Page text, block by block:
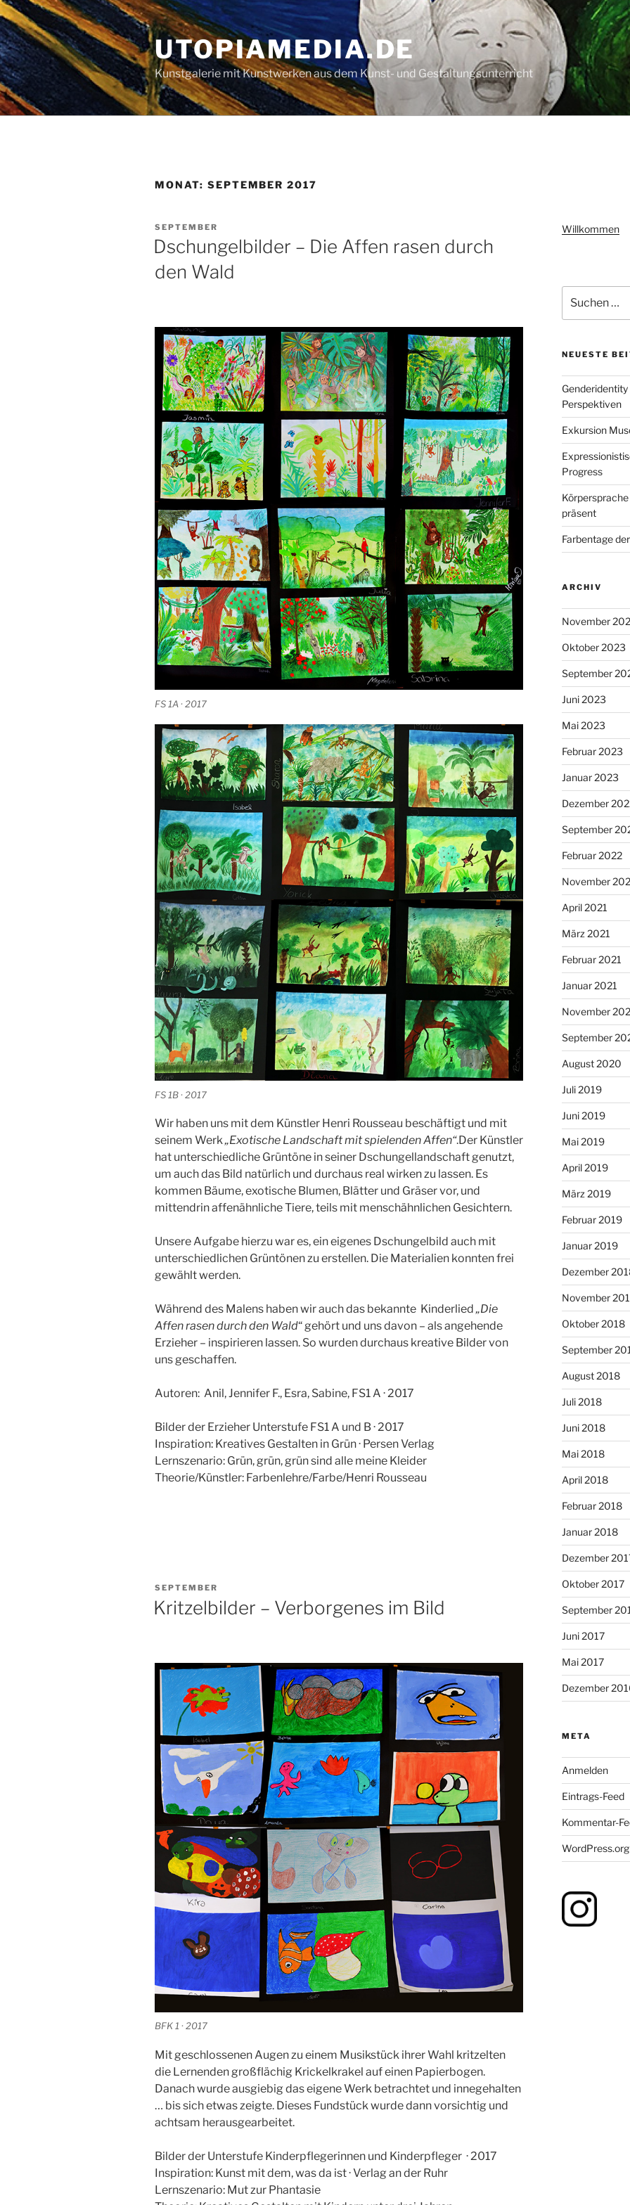
Zum
Inhalt
springen
UTOPIAMEDIA.DE
Kunstgalerie mit Kunstwerken aus dem Kunst- und Gestaltungsunterricht
MONAT: SEPTEMBER 2017
VERÖFFENTLICHT
AM
SEPTEMBER
Dschungelbilder – Die Affen rasen durch
den Wald
FS 1A · 2017
FS 1B · 2017
Wir haben uns mit dem Künstler Henri Rousseau beschäftigt und mit
seinem Werk„Exotische Landschaft mit spielenden Affen“.Der Künstler
hat unterschiedliche Grüntöne in seiner Dschungellandschaft genutzt,
um auch das Bild natürlich und durchaus real wirken zu lassen. Es
kommen Bäume, exotische Blumen, Blätter und Gräser vor, und
mittendrin affenähnliche Tiere, teils mit menschähnlichen Gesichtern.
Unsere Aufgabe hierzu war es, ein eigenes Dschungelbild auch mit
unterschiedlichen Grüntönen zu erstellen. Die Materialien konnten frei
gewählt werden.
Während des Malens haben wir auch das bekannte Kinderlied„Die
Affen rasen durch den Wald“ gehört und uns davon – als angehende
Erzieher – inspirieren lassen. So wurden durchaus kreative Bilder von
uns geschaffen.
Autoren: Anil, Jennifer F., Esra, Sabine, FS1 A · 2017
Bilder der Erzieher Unterstufe FS1 A und B · 2017
Inspiration: Kreatives Gestalten in Grün · Persen Verlag
Lernszenario: Grün, grün, grün sind alle meine Kleider
Theorie/Künstler: Farbenlehre/Farbe/Henri Rousseau
VERÖFFENTLICHT
AM
SEPTEMBER
Kritzelbilder – Verborgenes im Bild
BFK 1 · 2017
Mit geschlossenen Augen zu einem Musikstück ihrer Wahl kritzelten
die Lernenden großflächig Krickelkrakel auf einen Papierbogen.
Danach wurde ausgiebig das eigene Werk betrachtet und innegehalten
… bis sich etwas zeigte. Dieses Fundstück wurde dann vorsichtig und
achtsam herausgearbeitet.
Bilder der Unterstufe Kinderpflegerinnen und Kinderpfleger · 2017
Inspiration: Kunst mit dem, was da ist · Verlag an der Ruhr
Lernszenario: Mut zur Phantasie
Willkommen
nach:
NEUESTE
Perspektiven
Exkursion
Progress
präsent
Farbentage
ARCHIV
November
Oktober 2023
September
Juni 2023
Mai 2023
Februar 2023
Januar 2023
Dezember
September
Februar 2022
November
April 2021
März 2021
Februar 2021
Januar 2021
November
September
August 2020
Juli 2019
Juni 2019
Mai 2019
April 2019
März 2019
Februar 2019
Januar 2019
Dezember
November
Oktober 2018
September
August 2018
Juli 2018
Juni 2018
Mai 2018
April 2018
Februar 2018
Januar 2018
Dezember
Oktober 2017
September
Juni 2017
Mai 2017
Dezember
META
Anmelden
Eintrags-Feed
Kommentar-
WordPress.org